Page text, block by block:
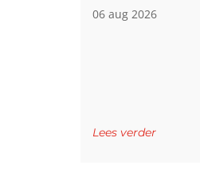
06 aug 2026
Lees verder